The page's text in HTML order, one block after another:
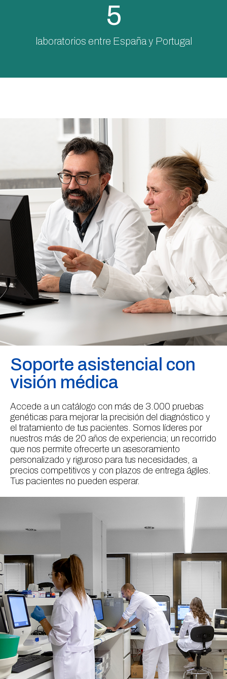
5
laboratorios entre España y Portugal
Soporte asistencial con
visión médica
Accede a un catálogo con más de 3.000 pruebas
genéticas para mejorar la precisión del diagnóstico y
el tratamiento de tus pacientes. Somos líderes por
nuestros más de 20 años de experiencia; un recorrido
que nos permite ofrecerte un asesoramiento
personalizado y riguroso para tus necesidades, a
precios competitivos y con plazos de entrega ágiles.
Tus pacientes no pueden esperar.